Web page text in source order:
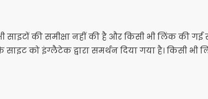
की समीक्षा नहीं की है और किसी भी लिंक की गई
को इंग्लैटेक द्वारा समर्थन दिया गया है। किसी